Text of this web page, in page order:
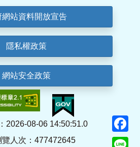
網站資料開放宣告
隱私權政策
網站安全政策
2026-08-06 14:50:51.0
覽人次：477472645